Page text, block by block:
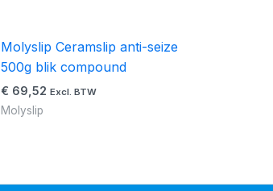
Molyslip Ceramslip anti-seize
500g blik compound
€ 69,52 Excl. BTW
Molyslip